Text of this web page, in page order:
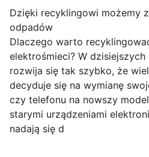
Dzięki recyklingowi możemy
odpadów
Dlaczego warto
elektrośmieci? W
rozwija się tak szybko, że
decyduje się na wymianę
czy telefonu na nowszy
starymi urządzeniami
nadają się d